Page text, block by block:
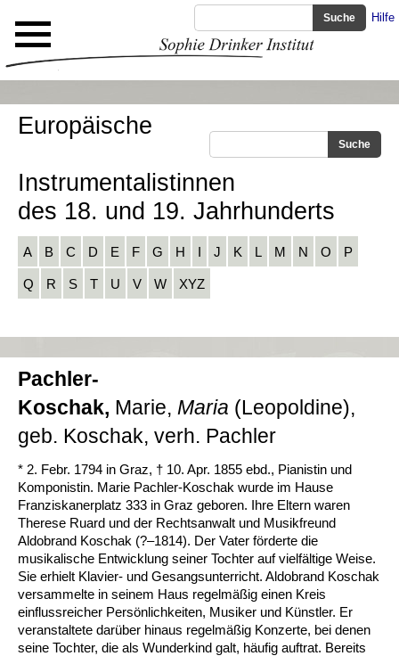
Hilfe
Europäische
Instrumentalistinnen
des 18. und 19. Jahrhunderts
A B C D E F G H I J K L M N O P
Q R S T U V W XYZ
Pachler-
Koschak, Marie, Maria (Leopoldine),
geb. Koschak, verh. Pachler
* 2. Febr. 1794 in Graz, † 10. Apr. 1855 ebd., Pianistin und
Komponistin. Marie Pachler-Koschak wurde im Hause
Franziskanerplatz 333 in Graz geboren. Ihre Eltern waren
Therese Ruard und der Rechtsanwalt und Musikfreund
Aldobrand Koschak (?–1814). Der Vater förderte die
musikalische Entwicklung seiner Tochter auf vielfältige Weise.
Sie erhielt Klavier- und Gesangsunterricht. Aldobrand Koschak
versammelte in seinem Haus regelmäßig einen Kreis
einflussreicher Persönlichkeiten, Musiker und Künstler. Er
veranstaltete darüber hinaus regelmäßig Konzerte, bei denen
seine Tochter, die als Wunderkind galt, häufig auftrat. Bereits